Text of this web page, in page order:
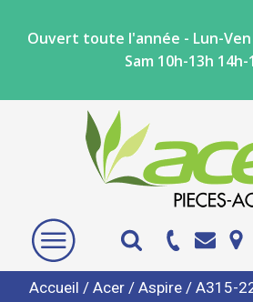
Ouvert toute l'année - Lun-Ven
Sam 10h-13h 14h-
Accueil / Acer / Aspire / A315-